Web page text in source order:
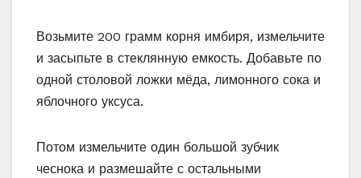
Возьмите 200 грамм корня имбиря, измельчите
и засыпьте в стеклянную емкость. Добавьте по
одной столовой ложки мёда, лимонного сока и
яблочного уксуса.
Потом измельчите один большой зубчик
чеснока и размешайте с остальными